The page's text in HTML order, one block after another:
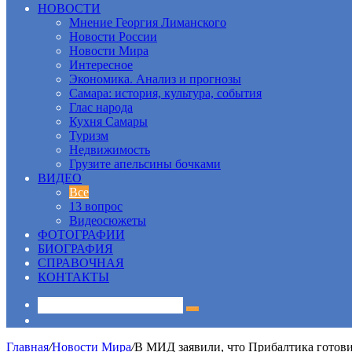
НОВОСТИ
Мнение Георгия Лиманского
Новости России
Новости Мира
Интересное
Экономика. Анализ и прогнозы
Самара: история, культура, события
Глас народа
Кухня Самары
Туризм
Недвижимость
Грузите апельсины бочками
ВИДЕО
Все
13 вопрос
Видеосюжеты
ФОТОГРАФИИ
БИОГРАФИЯ
СПРАВОЧНАЯ
КОНТАКТЫ
Главная/Новости Мира/В МИД заявили, что Прибалтика